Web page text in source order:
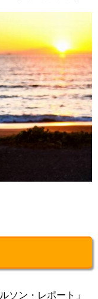
ソン・レポート」